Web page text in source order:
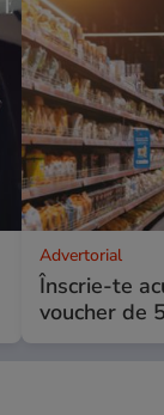
Advertorial
Înscrie-te
voucher de